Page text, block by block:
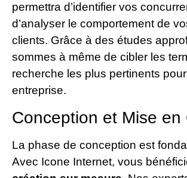
permettra d’identifier vos
d’analyser le comportement de
clients. Grâce à des études
sommes à même de cibler les
recherche les plus pertinents
entreprise.
Conception et Mise
La phase de conception est
Avec Icone Internet, vous